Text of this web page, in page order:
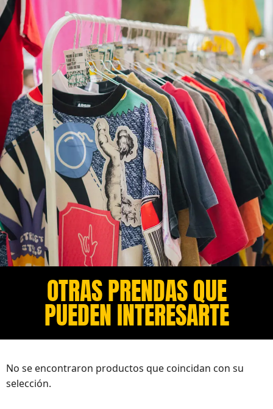
OTRAS PRENDAS QUE
PUEDEN INTERESARTE​
No se encontraron productos que coincidan con su
selección.